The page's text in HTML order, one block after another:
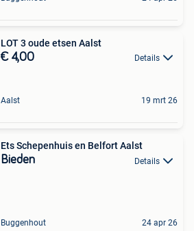
LOT 3 oude etsen Aalst
€ 4,00 Details
Aalst 19 mrt 26
Ets Schepenhuis en Belfort Aalst
Bieden Details
Buggenhout 24 apr 26